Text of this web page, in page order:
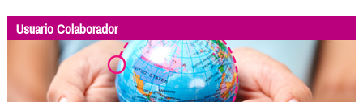
Usuario Colaborador